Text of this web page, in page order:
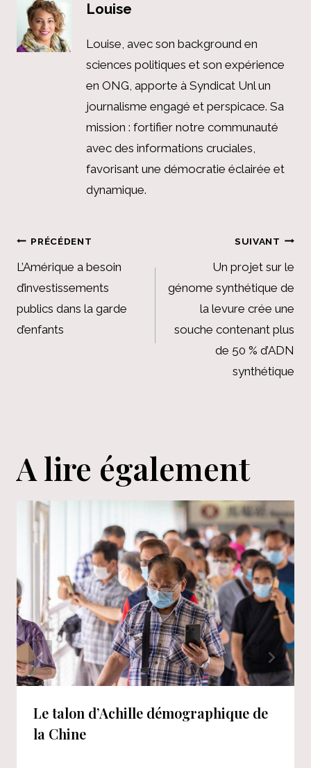
Louise
Louise, avec son background en
sciences politiques et son expérience
en ONG, apporte à Syndicat Unl un
journalisme engagé et perspicace. Sa
mission : fortifier notre communauté
avec des informations cruciales,
favorisant une démocratie éclairée et
dynamique.
Navigation
de
l’article
PRÉCÉDENT
L’Amérique a besoin
d’investissements
publics dans la garde
d’enfants
SUIVANT
Un projet sur le
génome synthétique de
la levure crée une
souche contenant plus
de 50 % d’ADN
synthétique
A lire également
Le talon d’Achille démographique de
la Chine